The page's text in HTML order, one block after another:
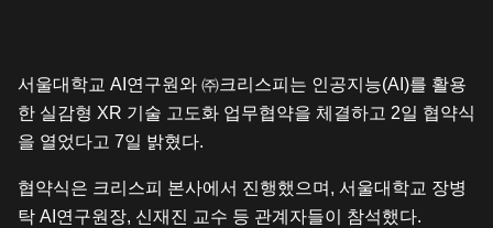
서울대학교 AI연구원와 ㈜크리스피는 인공지능(AI)를 활용
한 실감형 XR 기술 고도화 업무협약을 체결하고 2일 협약식
을 열었다고 7일 밝혔다.
협약식은 크리스피 본사에서 진행했으며, 서울대학교 장병
탁 AI연구원장, 신재진 교수 등 관계자들이 참석했다.